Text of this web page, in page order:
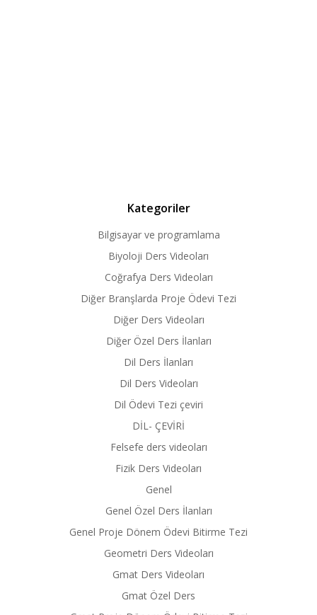
Kategoriler
Bilgisayar ve programlama
Biyoloji Ders Videoları
Coğrafya Ders Videoları
Diğer Branşlarda Proje Ödevi Tezi
Diğer Ders Videoları
Diğer Özel Ders İlanları
Dil Ders İlanları
Dil Ders Videoları
Dil Ödevi Tezi çeviri
DİL- ÇEVİRİ
Felsefe ders videoları
Fizik Ders Videoları
Genel
Genel Özel Ders İlanları
Genel Proje Dönem Ödevi Bitirme Tezi
Geometri Ders Videoları
Gmat Ders Videoları
Gmat Özel Ders